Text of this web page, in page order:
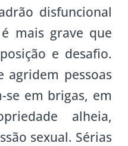
disfuncional
mais grave que
e desafio.
agridem pessoas
se em brigas, em
alheia,
sexual. Sérias